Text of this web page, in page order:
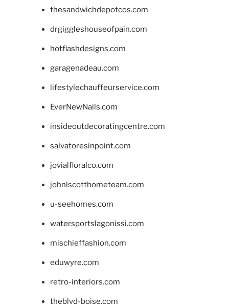
thesandwichdepotcos.com
drgiggleshouseofpain.com
hotflashdesigns.com
garagenadeau.com
lifestylechauffeurservice.com
EverNewNails.com
insideoutdecoratingcentre.com
salvatoresinpoint.com
jovialfloralco.com
johnlscotthometeam.com
u-seehomes.com
watersportslagonissi.com
mischieffashion.com
eduwyre.com
retro-interiors.com
theblvd-boise.com